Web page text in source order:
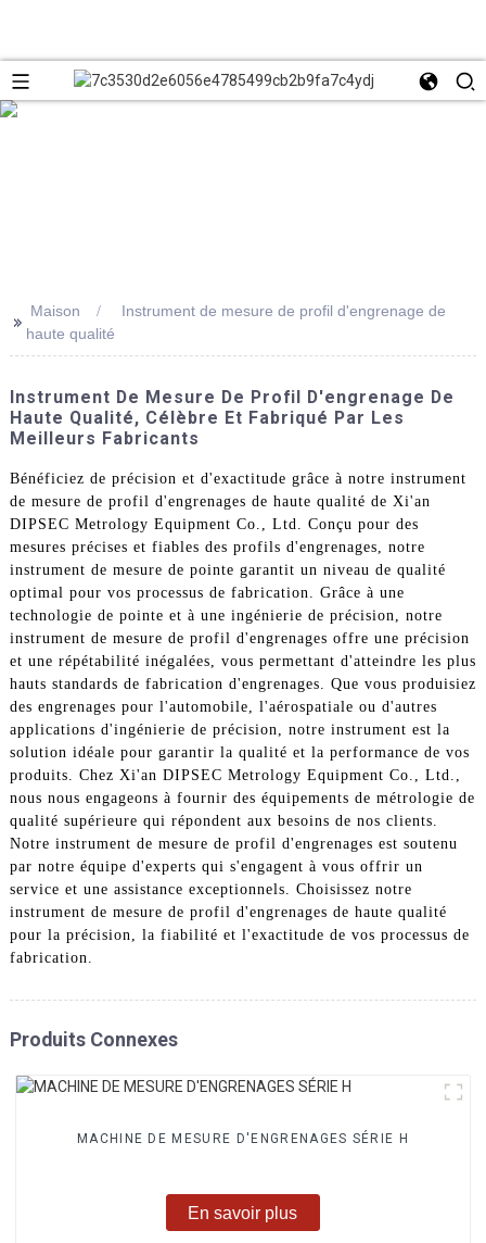
>> Maison
Instrument de mesure de profil d'engrenage de
haute qualité
Instrument De Mesure De Profil D'engrenage De
Haute Qualité, Célèbre Et Fabriqué Par Les
Meilleurs Fabricants
Bénéficiez de précision et d'exactitude grâce à notre instrument
de mesure de profil d'engrenages de haute qualité de Xi'an
DIPSEC Metrology Equipment Co., Ltd. Conçu pour des
mesures précises et fiables des profils d'engrenages, notre
instrument de mesure de pointe garantit un niveau de qualité
optimal pour vos processus de fabrication. Grâce à une
technologie de pointe et à une ingénierie de précision, notre
instrument de mesure de profil d'engrenages offre une précision
et une répétabilité inégalées, vous permettant d'atteindre les plus
hauts standards de fabrication d'engrenages. Que vous produisiez
des engrenages pour l'automobile, l'aérospatiale ou d'autres
applications d'ingénierie de précision, notre instrument est la
solution idéale pour garantir la qualité et la performance de vos
produits. Chez Xi'an DIPSEC Metrology Equipment Co., Ltd.,
nous nous engageons à fournir des équipements de métrologie de
qualité supérieure qui répondent aux besoins de nos clients.
Notre instrument de mesure de profil d'engrenages est soutenu
par notre équipe d'experts qui s'engagent à vous offrir un
service et une assistance exceptionnels. Choisissez notre
instrument de mesure de profil d'engrenages de haute qualité
pour la précision, la fiabilité et l'exactitude de vos processus de
fabrication.
Produits Connexes
MACHINE DE MESURE D'ENGRENAGES SÉRIE H
En savoir plus